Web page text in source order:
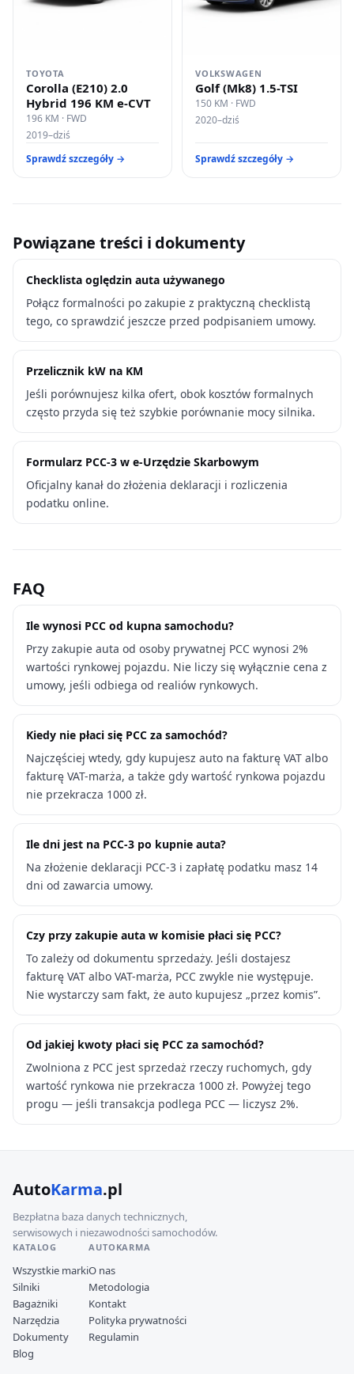
TOYOTA
Corolla (E210) 2.0
Hybrid 196 KM e-CVT
196 KM · FWD
2019–dziś
Sprawdź szczegóły →
VOLKSWAGEN
Golf (Mk8) 1.5-TSI
150 KM · FWD
2020–dziś
Sprawdź szczegóły →
Powiązane treści i dokumenty
Checklista oględzin auta używanego
Połącz formalności po zakupie z praktyczną checklistą
tego, co sprawdzić jeszcze przed podpisaniem umowy.
Przelicznik kW na KM
Jeśli porównujesz kilka ofert, obok kosztów formalnych
często przyda się też szybkie porównanie mocy silnika.
Formularz PCC-3 w e-Urzędzie Skarbowym
Oficjalny kanał do złożenia deklaracji i rozliczenia
podatku online.
FAQ
Ile wynosi PCC od kupna samochodu?
Przy zakupie auta od osoby prywatnej PCC wynosi 2%
wartości rynkowej pojazdu. Nie liczy się wyłącznie cena z
umowy, jeśli odbiega od realiów rynkowych.
Kiedy nie płaci się PCC za samochód?
Najczęściej wtedy, gdy kupujesz auto na fakturę VAT albo
fakturę VAT-marża, a także gdy wartość rynkowa pojazdu
nie przekracza 1000 zł.
Ile dni jest na PCC-3 po kupnie auta?
Na złożenie deklaracji PCC-3 i zapłatę podatku masz 14
dni od zawarcia umowy.
Czy przy zakupie auta w komisie płaci się PCC?
To zależy od dokumentu sprzedaży. Jeśli dostajesz
fakturę VAT albo VAT-marża, PCC zwykle nie występuje.
Nie wystarczy sam fakt, że auto kupujesz „przez komis”.
Od jakiej kwoty płaci się PCC za samochód?
Zwolniona z PCC jest sprzedaż rzeczy ruchomych, gdy
wartość rynkowa nie przekracza 1000 zł. Powyżej tego
progu — jeśli transakcja podlega PCC — liczysz 2%.
AutoKarma.pl
Bezpłatna baza danych technicznych,
serwisowych i niezawodności samochodów.
KATALOG
Wszystkie marki
Silniki
Bagażniki
Narzędzia
Dokumenty
Blog
AUTOKARMA
O nas
Metodologia
Kontakt
Polityka prywatności
Regulamin